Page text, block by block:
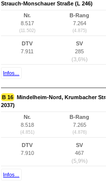
Strauch-Monschauer Straße (L 246)
Nr.
8.517
(11.502)
B-Rang
7.264
(4.875)
DTV
7.911
SV
285
(3,6%)
Infos...
B 16 Mindelheim-Nord, Krumbacher
2037)
Nr.
8.518
(4.851)
B-Rang
7.265
(4.876)
DTV
7.910
SV
467
(5,9%)
Infos...